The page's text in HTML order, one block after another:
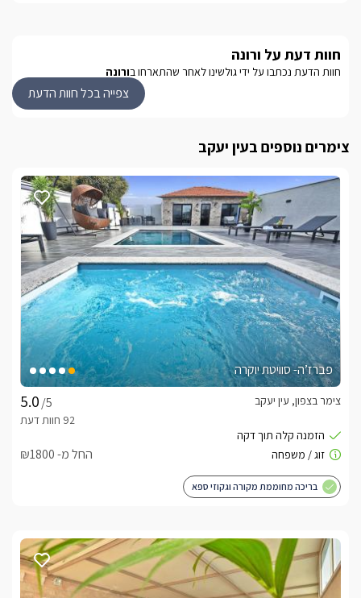
במתחם שתי סוויטות פרטיות לחלוטין האחת מהשניה בעלות מתחמי
ומיזוג אוויר.חדר רחצה פרטי מעוצב ואסתטי, עם אבזור מלא הכולל
מגבות, חלוקים ותמרוקי רחצה ריחניים.עם ג'קוזי פרטי פנימי וג'קוזי
נאפולי: סוויטה אינטימית במיוחד לזוגות בלבד , מתפארת בחדר
שינה מרווח במיוחד מעוצב ונוח עם אבזור מלא.החדר השינה שבו
תמצאו מיטה זוגית, שלמולה טלוויזיה חדישה מחוברת לכבלי YES
ואנטרנט אלחוטי. בנוסף, מטבח מאובזר, סלון ישיבה ואיזור חוץ
מפנק ופרטי. ובו בריכת שחייה מפנקת ואינטימית ופינת ברביקיו.
איזור החוץ
הסוויטות שוכנות במושב עין יעקב המשקיף על כל אזור הגליל
באזור החוץ של סוויטת סורנטו קיימת בריכת שחיה מפוארת פרטית
פינת ברביקיו חדישה, פינות ישיבה ונוף קסום ושקט.
כלול באירוח
באירוח יחכו לכם : בקבוק יין איכותי, חלב, קפסולות למכונות הקפה,
חטיפים, שוקולדים, פירות העונה ופינוקים נוספים. בחדרי הרחצה
חוות דעת על ורונה
חוות הדעת נכתבו על ידי גולשינו לאחר שהתארחו בורונה
צפייה בכל חוות הדעת
צימרים נוספים בעין יעקב
פברז’ה- סוויטת יוקרה
/5
צימר בצפון, עין יעקב
החל מ- ₪1800
בריכה מחוממת מקורה וגקוזי ספא